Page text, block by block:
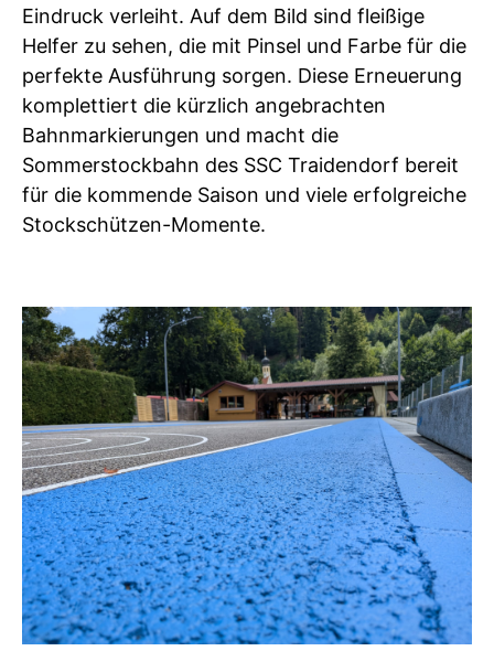
Eindruck verleiht. Auf dem Bild sind fleißige
Helfer zu sehen, die mit Pinsel und Farbe für die
perfekte Ausführung sorgen. Diese Erneuerung
komplettiert die kürzlich angebrachten
Bahnmarkierungen und macht die
Sommerstockbahn des SSC Traidendorf bereit
für die kommende Saison und viele erfolgreiche
Stockschützen-Momente.